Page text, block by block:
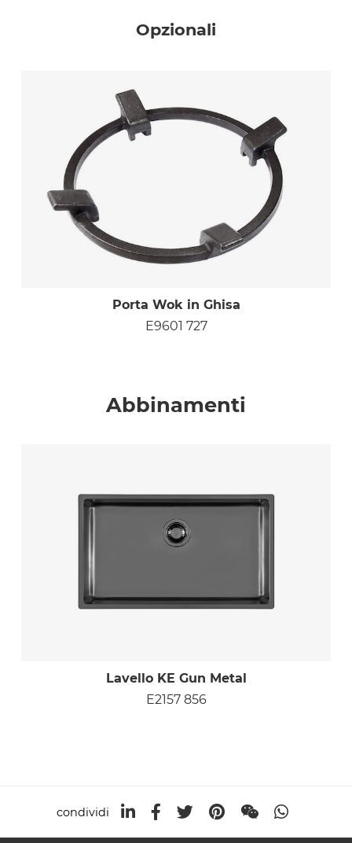
Opzionali
Porta Wok in Ghisa
E9601 727
Abbinamenti
Lavello KE Gun Metal
E2157 856
condividi